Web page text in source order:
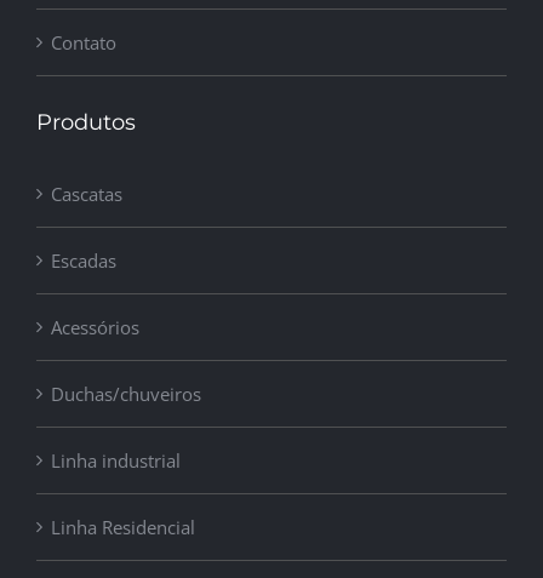
Contato
Produtos
Cascatas
Escadas
Acessórios
Duchas/chuveiros
Linha industrial
Linha Residencial